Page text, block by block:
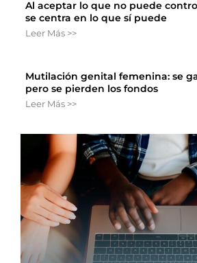
Al aceptar lo que no puede
se centra en lo que sí puede
Leer Más >>
Mutilación genital femenina: se
pero se pierden los fondos
Leer Más >>